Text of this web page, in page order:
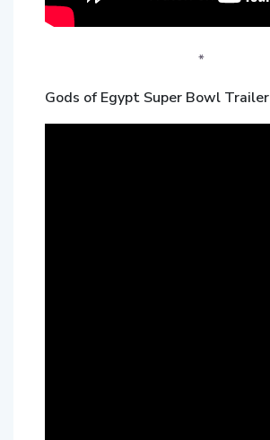
*
Gods of Egypt Super Bowl Trailer